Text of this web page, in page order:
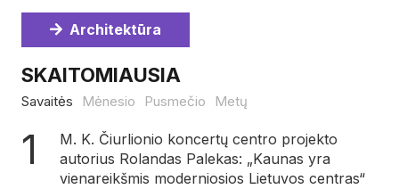
Architektūra
SKAITOMIAUSIA
Savaitės Mėnesio Pusmečio Metų
M. K. Čiurlionio koncertų centro projekto
autorius Rolandas Palekas: „Kaunas yra
vienareikšmis moderniosios Lietuvos centras“